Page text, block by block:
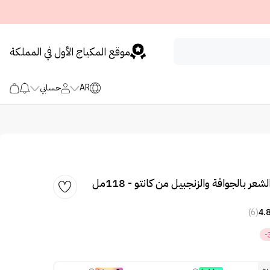
موقع المكياج الأول في المملكة
AR حسابي
بالجوافة والزنجبيل من كانتو - 118مل
4.8
(6)
-